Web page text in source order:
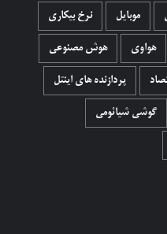
موبایل نرخ بیکاری
هواوی هوش مصنوعی
پردازنده های اینتل
گوشی شیائومی